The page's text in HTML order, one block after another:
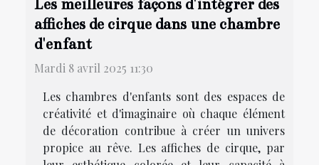
Les meilleures façons d'intégrer des
affiches de cirque dans une chambre
d'enfant
Mardi 8 avril 2025 11:30
Les chambres d'enfants sont des espaces de
créativité et d'imaginaire où chaque élément
de décoration contribue à créer un univers
propice au rêve. Les affiches de cirque, par